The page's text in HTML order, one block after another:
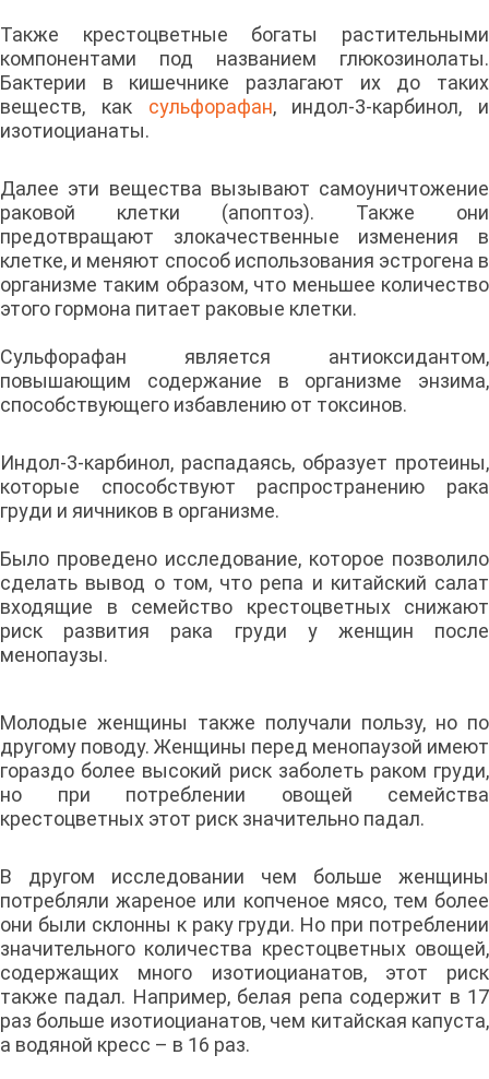
Также крестоцветные богаты растительными
компонентами под названием глюкозинолаты.
Бактерии в кишечнике разлагают их до таких
веществ, как сульфорафан, индол-3-карбинол, и
изотиоцианаты.
Далее эти вещества вызывают самоуничтожение
раковой клетки (апоптоз). Также они
предотвращают злокачественные изменения в
клетке, и меняют способ использования эстрогена в
организме таким образом, что меньшее количество
этого гормона питает раковые клетки.
Сульфорафан является антиоксидантом,
повышающим содержание в организме энзима,
способствующего избавлению от токсинов.
Индол-3-карбинол, распадаясь, образует протеины,
которые способствуют распространению рака
груди и яичников в организме.
Было проведено исследование, которое позволило
сделать вывод о том, что репа и китайский салат
входящие в семейство крестоцветных снижают
риск развития рака груди у женщин после
менопаузы.
Молодые женщины также получали пользу, но по
другому поводу. Женщины перед менопаузой имеют
гораздо более высокий риск заболеть раком груди,
но при потреблении овощей семейства
крестоцветных этот риск значительно падал.
В другом исследовании чем больше женщины
потребляли жареное или копченое мясо, тем более
они были склонны к раку груди. Но при потреблении
значительного количества крестоцветных овощей,
содержащих много изотиоцианатов, этот риск
также падал. Например, белая репа содержит в 17
раз больше изотиоцианатов, чем китайская капуста,
а водяной кресс – в 16 раз.